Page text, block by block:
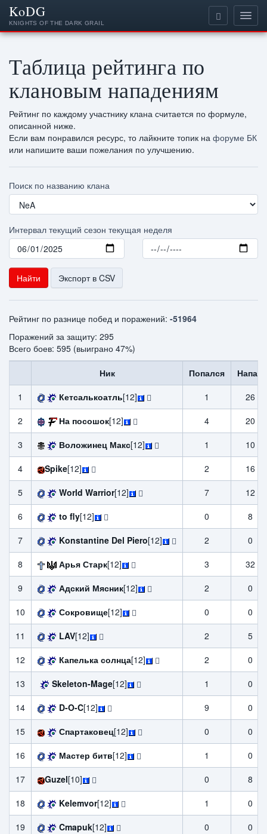
Таблица рейтинга по
клановым нападениям
Рейтинг по каждому участнику клана считается по формуле,
описанной ниже.
Если вам понравился ресурс, то лайкните топик на форуме БК
или напишите ваши пожелания по улучшению.
Поиск по названию клана
Интервал текущий сезон текущая неделя
Найти Экспорт в CSV
Рейтинг по разнице побед и поражений: -51964
Поражений за защиту: 295
Всего боев: 595 (выиграно 47%)
Ник Попался
Напал
1
Кетсалькоатль[12] 1
26
2
На посошок[12] 4
20
3
Воложинец Макс[12] 1
10
4
Spike[12] 2
16
5
World Warrior[12] 7
12
6
to fly[12] 0
8
7
Konstantine Del Piero[12] 2
0
8
Арья Старк[12] 3
32
9
Адский Мясник[12] 2
0
10
Сокровище[12] 0
0
11
LAV[12] 2
5
12
Капелька солнца[12] 2
0
13
Skeleton-Mage[12] 1
0
14
D-O-C[12] 9
0
15
Спартаковец[12] 0
0
16
Мастер битв[12] 1
0
17
Guzel[10] 0
8
18
Kelemvor[12] 1
0
19
Cmapuk[12] 0
0
KoDG
KNIGHTS OF THE DARK GRAIL